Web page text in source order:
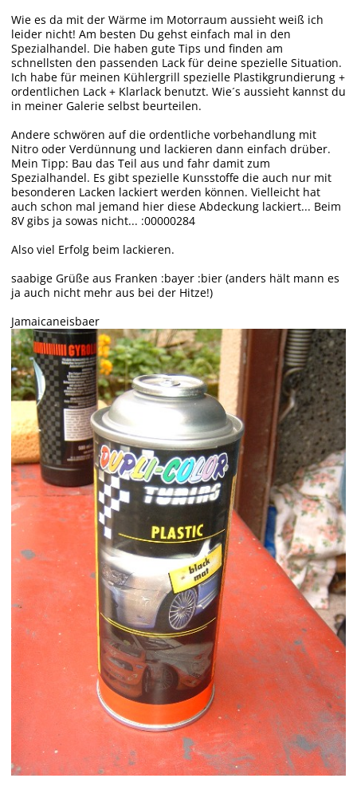
Wie es da mit der Wärme im Motorraum aussieht weiß ich
leider nicht! Am besten Du gehst einfach mal in den
Spezialhandel. Die haben gute Tips und finden am
schnellsten den passenden Lack für deine spezielle Situation.
Ich habe für meinen Kühlergrill spezielle Plastikgrundierung +
ordentlichen Lack + Klarlack benutzt. Wie´s aussieht kannst du
in meiner Galerie selbst beurteilen.
Andere schwören auf die ordentliche vorbehandlung mit
Nitro oder Verdünnung und lackieren dann einfach drüber.
Mein Tipp: Bau das Teil aus und fahr damit zum
Spezialhandel. Es gibt spezielle Kunsstoffe die auch nur mit
besonderen Lacken lackiert werden können. Vielleicht hat
auch schon mal jemand hier diese Abdeckung lackiert... Beim
8V gibs ja sowas nicht... :00000284
Also viel Erfolg beim lackieren.
saabige Grüße aus Franken :bayer :bier (anders hält mann es
ja auch nicht mehr aus bei der Hitze!)
Jamaicaneisbaer